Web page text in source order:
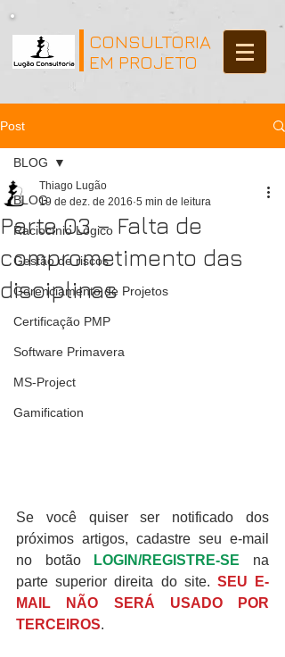
CONSULTORIA
EM PROJETO
Post
BLOG
Raciocínio Lógico
Gestão de riscos
Gerenciamento de Projetos
Certificação PMP
Software Primavera
MS-Project
Gamification
BLOG
Parte 03 – Falta de
comprometimento das
disciplinas
Thiago Lugão
19 de dez. de 2016 5 min de leitura
Se você quiser ser notificado dos
próximos artigos, cadastre seu e-mail
no botão
LOGIN/REGISTRE-SE na
parte superior direita do site. SEU E-
MAIL NÃO SERÁ USADO POR
TERCEIROS.